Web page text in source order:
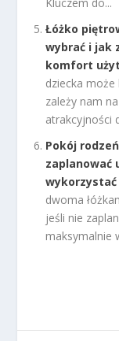
Łóżko
wybrać i jak
komfort
dziecka może
zależy nam
atrakcyjności
Pokój
zaplanować
dwoma
jeśli nie
maksymalnie